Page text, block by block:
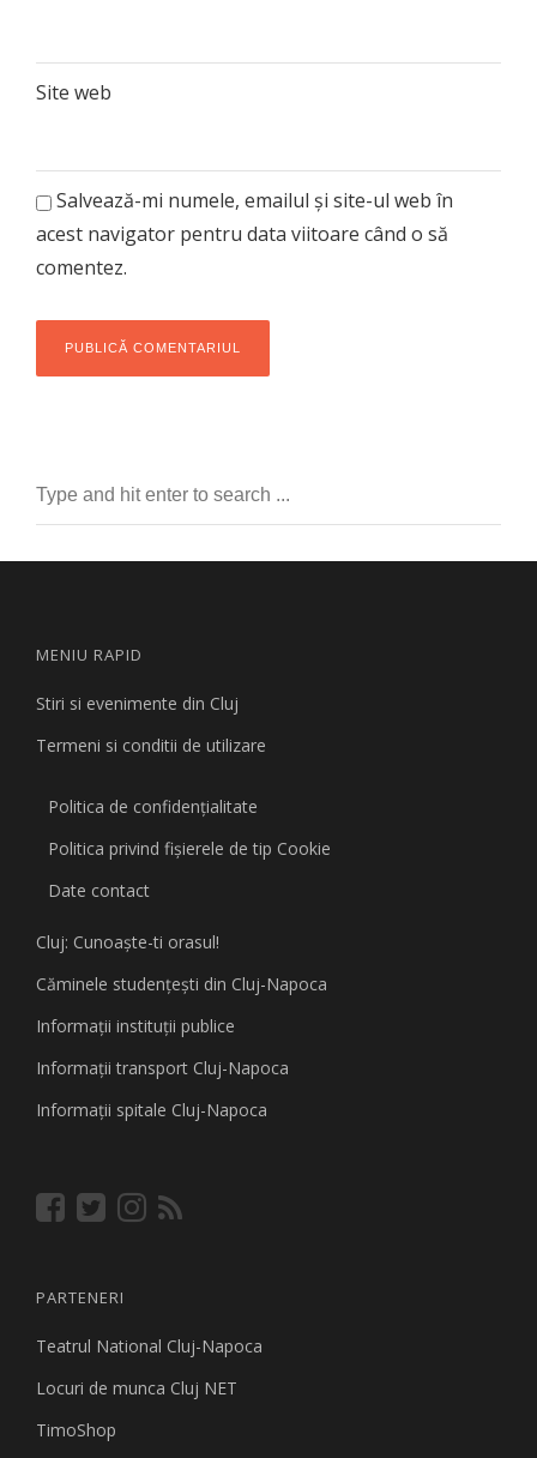
Site web
Salvează-mi numele, emailul și site-ul web în
acest navigator pentru data viitoare când o să
comentez.
MENIU RAPID
Stiri si evenimente din Cluj
Termeni si conditii de utilizare
Politica de confidențialitate
Politica privind fişierele de tip Cookie
Date contact
Cluj: Cunoaşte-ti orasul!
Căminele studenţeşti din Cluj-Napoca
Informaţii instituţii publice
Informaţii transport Cluj-Napoca
Informaţii spitale Cluj-Napoca
PARTENERI
Teatrul National Cluj-Napoca
Locuri de munca Cluj NET
TimoShop